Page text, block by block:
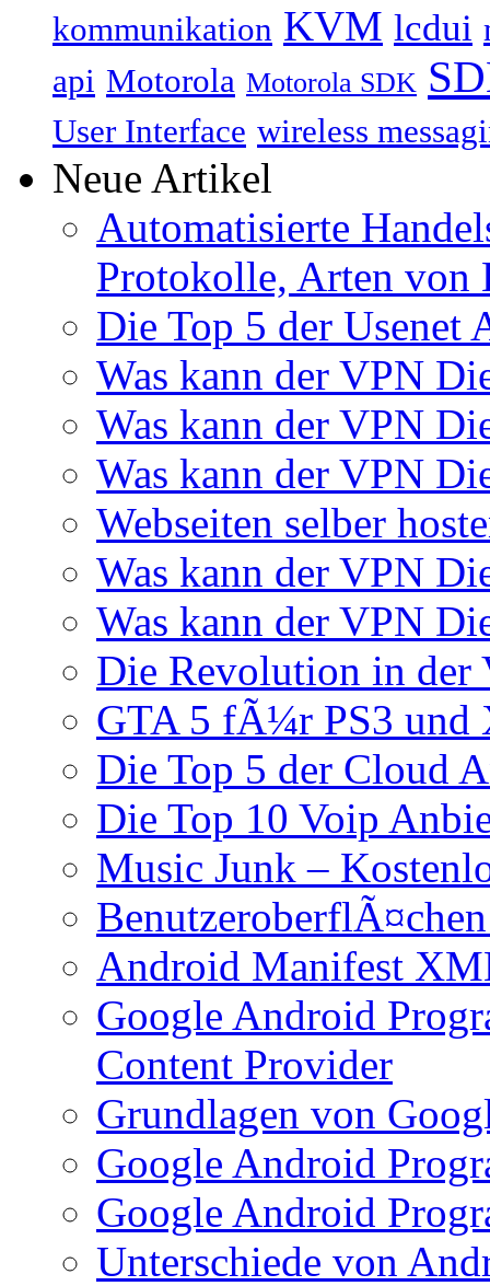
kommunikation KVM lcdui
api Motorola Motorola SDK
User Interface wireless
Neue Artikel
Automatisierte
Protokolle, Arten von
Die Top 5 der Usenet
Was kann der VPN
Was kann der VPN
Was kann der VPN
Webseiten selber
Was kann der VPN
Was kann der VPN
Die Revolution in
GTA 5 fÃ¼r PS3 und
Die Top 5 der Cloud
Die Top 10 Voip
Music Junk –
Android Manifest
Google Android
Content Provider
Grundlagen von
Google Android
Google Android
Unterschiede von